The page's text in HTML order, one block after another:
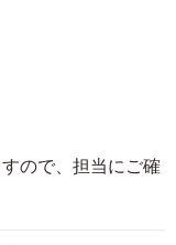
ので、担当にご確